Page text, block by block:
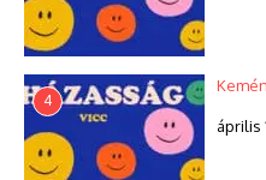
4
április